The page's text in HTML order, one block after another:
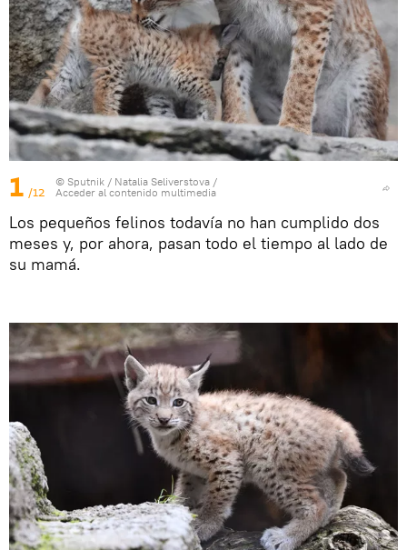
1 /12
© Sputnik / Natalia Seliverstova /
Acceder al contenido multimedia
Los pequeños felinos todavía no han cumplido dos
meses y, por ahora, pasan todo el tiempo al lado de
su mamá.